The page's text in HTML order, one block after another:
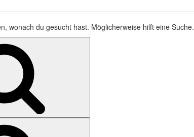
wonach du gesucht hast. Möglicherweise hilft eine Suche.